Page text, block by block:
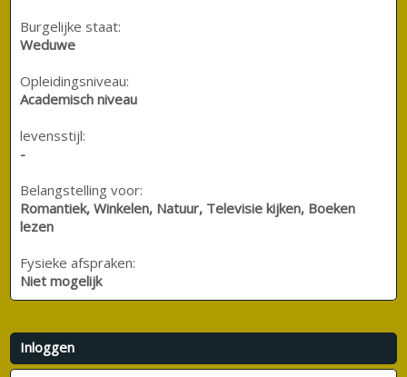
Burgelijke staat:
Weduwe
Opleidingsniveau:
Academisch niveau
levensstijl:
-
Belangstelling voor:
Romantiek, Winkelen, Natuur, Televisie kijken, Boeken
lezen
Fysieke afspraken:
Niet mogelijk
Inloggen